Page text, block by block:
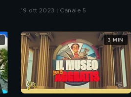
degli amori
19 ott 2023 | Canale 5
3 MIN